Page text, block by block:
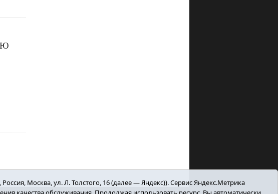
Москва, ул. Л. Толстого, 16 (далее — Яндекс)). Сервис Яндекс.Метрика